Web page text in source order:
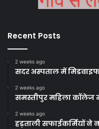
Recent Posts
2 weeks ago
सदर अस्पताल में
2 weeks ago
समस्तीपुर महिला कॉलेज
2 weeks ago
हड़ताली सफाईकर्मियों ने